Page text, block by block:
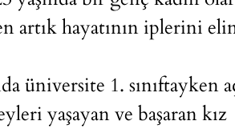
hayatının iplerini
üniversite 1. sınıftayken
yaşayan ve başaran kız